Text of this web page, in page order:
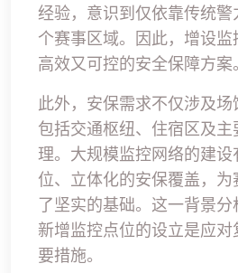
经验，意识到仅依靠传统
个赛事区域。因此，增设
高效又可控的安全保障方案。
此外，安保需求不仅涉及
包括交通枢纽、住宿区及
理。大规模监控网络的建
位、立体化的安保覆盖，
了坚实的基础。这一背景
新增监控点位的设立是应
要措施。